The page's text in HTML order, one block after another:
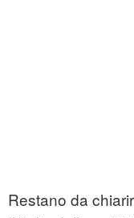
Restano da